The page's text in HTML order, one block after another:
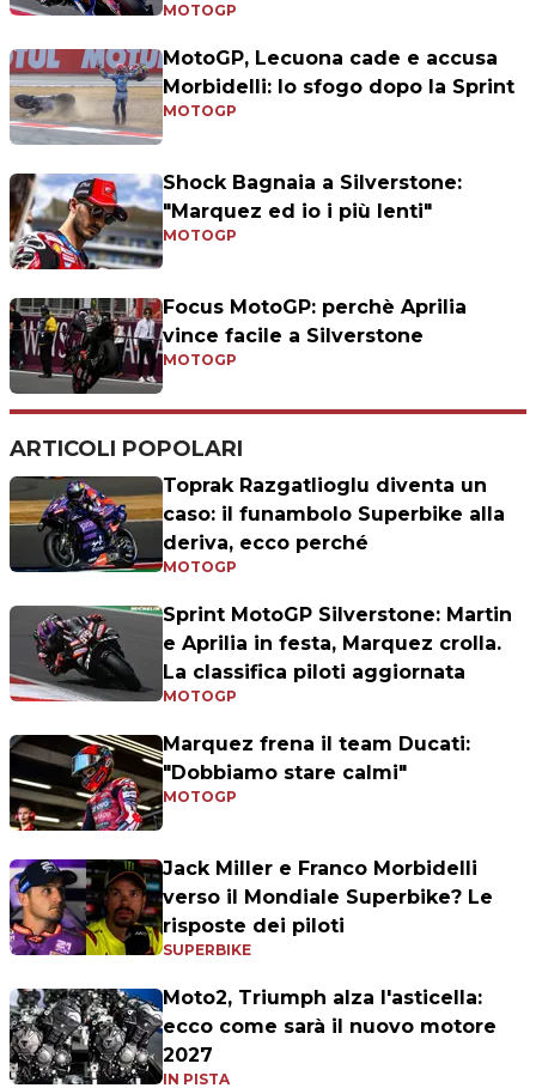
MOTOGP
MotoGP, Lecuona cade e accusa
Morbidelli: lo sfogo dopo la Sprint
MOTOGP
Shock Bagnaia a Silverstone:
"Marquez ed io i più lenti"
MOTOGP
Focus MotoGP: perchè Aprilia
vince facile a Silverstone
MOTOGP
ARTICOLI POPOLARI
Toprak Razgatlioglu diventa un
caso: il funambolo Superbike alla
deriva, ecco perché
MOTOGP
Sprint MotoGP Silverstone: Martin
e Aprilia in festa, Marquez crolla.
La classifica piloti aggiornata
MOTOGP
Marquez frena il team Ducati:
"Dobbiamo stare calmi"
MOTOGP
Jack Miller e Franco Morbidelli
verso il Mondiale Superbike? Le
risposte dei piloti
SUPERBIKE
Moto2, Triumph alza l'asticella:
ecco come sarà il nuovo motore
2027
IN PISTA